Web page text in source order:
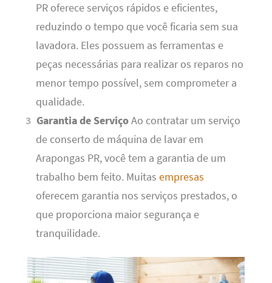
PR oferece serviços rápidos e eficientes,
reduzindo o tempo que você ficaria sem sua
lavadora. Eles possuem as ferramentas e
peças necessárias para realizar os reparos no
menor tempo possível, sem comprometer a
qualidade.
Garantia de ServiçoAo contratar um serviço
de conserto de máquina de lavar em
Arapongas PR, você tem a garantia de um
trabalho bem feito. Muitas empresas
oferecem garantia nos serviços prestados, o
que proporciona maior segurança e
tranquilidade.